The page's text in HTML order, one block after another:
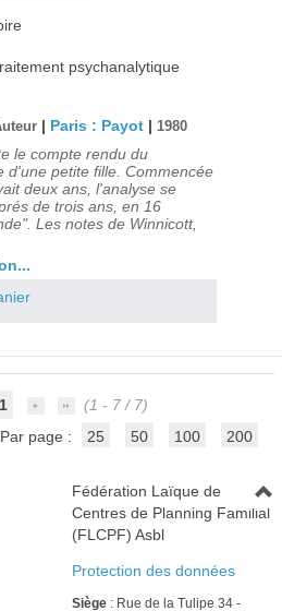
psychanalytique
| Paris : Payot| 1980
le compte rendu du
d'une petite fille. Commencée
deux ans, l'analyse se
de trois ans, en 16
Les notes de Winnicott,
1
(1 - 7 / 7)
Par page :
25 50 100 200
Fédération Laïque de
Centres de Planning Familial
(FLCPF) Asbl
Protection des données
Siège: Rue de la Tulipe 34 -